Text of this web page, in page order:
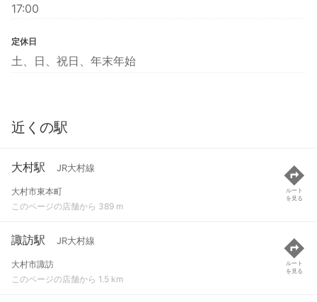
17:00
定休日
土、日、祝日、年末年始
近くの駅
大村駅 JR大村線
大村市東本町
このページの店舗から 389 m
ルート
を見る
諏訪駅 JR大村線
大村市諏訪
このページの店舗から 1.5 km
ルート
を見る